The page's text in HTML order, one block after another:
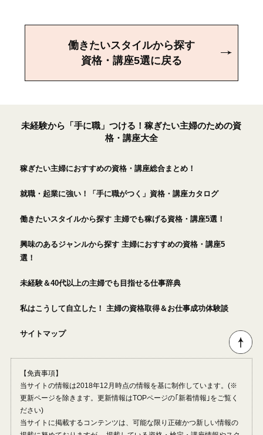
働きたいスタイルから探す
資格・講座5選に戻る
未経験から「手に職」つける！稼ぎたい主婦のための資
格・講座大全
稼ぎたい主婦におすすめの資格・講座総合まとめ！
就職・起業に強い！「手に職がつく」資格・講座カタログ
働きたいスタイルから探す 主婦でも稼げる資格・講座5選！
興味のあるジャンルから探す 主婦におすすめの資格・講座5
選！
未経験＆40代以上の主婦でも目指せる仕事辞典
私はこうして自立した！ 主婦の資格取得＆お仕事成功体験談
サイトマップ
【免責事項】
当サイトの情報は2018年12月時点の情報を基に制作しています。(※
更新ページを除きます。更新情報はTOPページの｢新着情報｣をご覧く
ださい)
当サイトに掲載するコンテンツは、可能な限り正確かつ新しい情報の